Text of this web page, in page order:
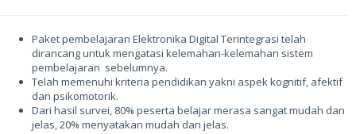
Paket pembelajaran Elektronika Digital Terintegrasi telah
dirancang untuk mengatasi kelemahan-kelemahan sistem
pembelajaran sebelumnya.
Telah memenuhi kriteria pendidikan yakni aspek kognitif, afektif
dan psikomotorik.
Dari hasil survei, 80% peserta belajar merasa sangat mudah dan
jelas, 20% menyatakan mudah dan jelas.